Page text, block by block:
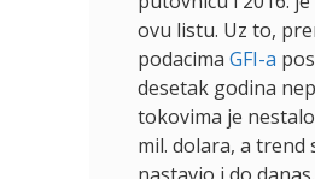
ovu listu. Uz to,
podacima GFI-a
desetak godina
tokovima je
mil. dolara, a trend